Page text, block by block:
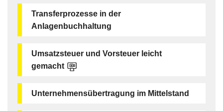
Transferprozesse in der
Anlagenbuchhaltung
Umsatzsteuer und Vorsteuer leicht
gemacht
Unternehmensübertragung im Mittelstand